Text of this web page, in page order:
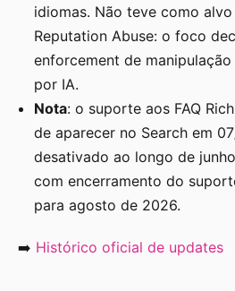
idiomas. Não teve como
Reputation Abuse: o foco
enforcement de
por IA.
Nota: o suporte aos FAQ
de aparecer no Search em
desativado ao longo de
com encerramento do
para agosto de 2026.
➡️ Histórico oficial de updates